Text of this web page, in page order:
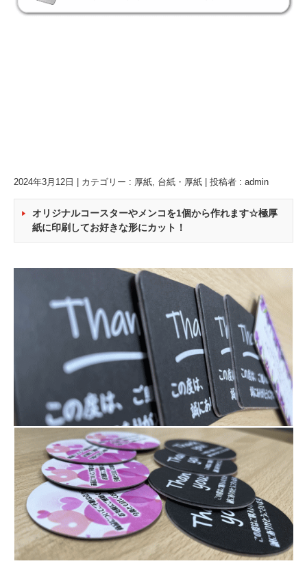
2024年3月12日 カテゴリー : 厚紙 台紙・厚紙 投稿者 : admin
オリジナルコースターやメンコを1個から作れます☆極厚
紙に印刷してお好きな形にカット！